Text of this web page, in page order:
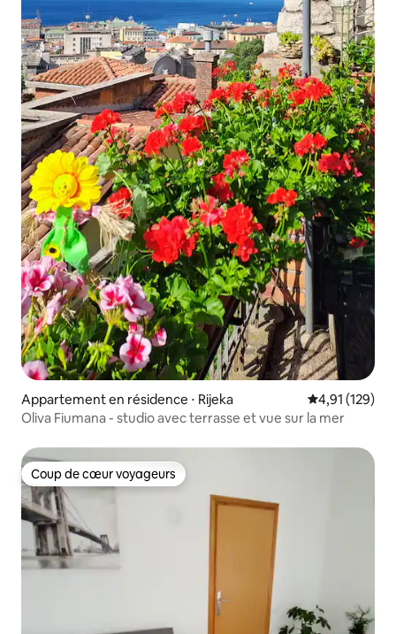
Appartement en résidence ⋅ Rijeka Évaluation
4,91 (129)
Oliva Fiumana - studio avec terrasse et vue sur la mer
Coup de cœur voyageurs
Coup de cœur voyageurs